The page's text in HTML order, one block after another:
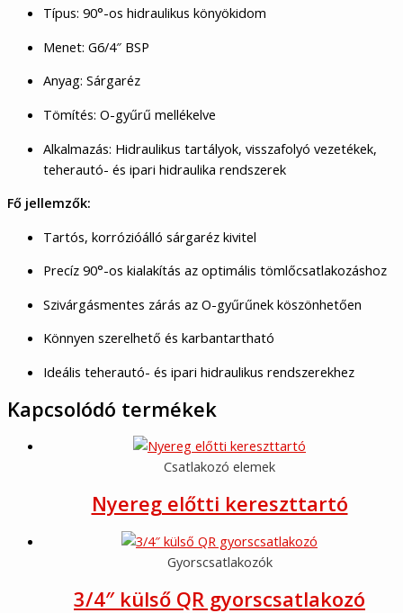
Típus: 90°-os hidraulikus könyökidom
Menet: G6/4″ BSP
Anyag: Sárgaréz
Tömítés: O-gyűrű mellékelve
Alkalmazás: Hidraulikus tartályok, visszafolyó vezetékek,
teherautó- és ipari hidraulika rendszerek
Fő jellemzők:
Tartós, korrózióálló sárgaréz kivitel
Precíz 90°-os kialakítás az optimális tömlőcsatlakozáshoz
Szivárgásmentes zárás az O-gyűrűnek köszönhetően
Könnyen szerelhető és karbantartható
Ideális teherautó- és ipari hidraulikus rendszerekhez
Kapcsolódó termékek
Csatlakozó elemek
Nyereg előtti kereszttartó
Gyorscsatlakozók
3/4″ külső QR gyorscsatlakozó